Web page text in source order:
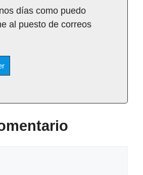
días como puedo
al puesto de correos